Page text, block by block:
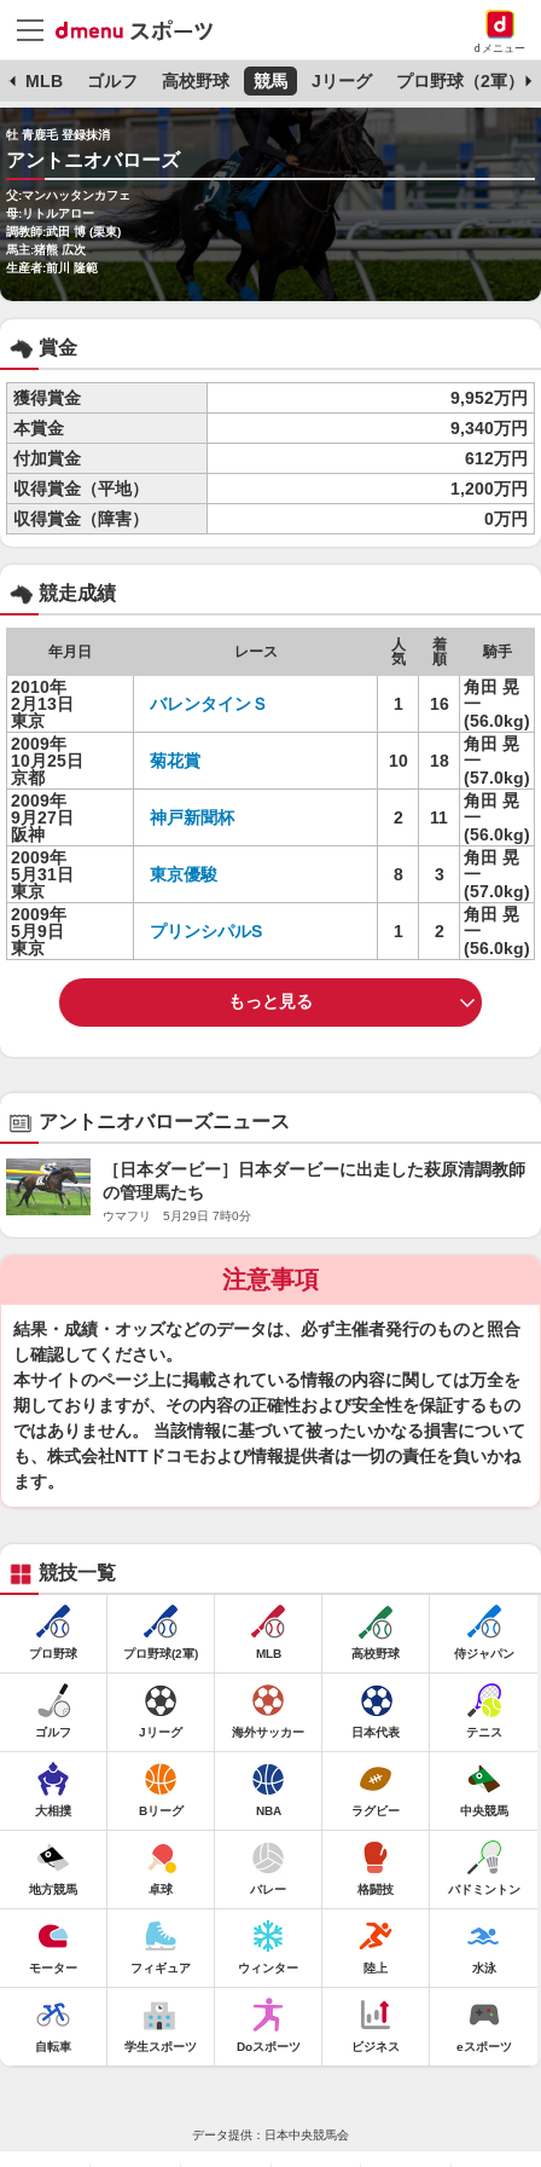
dメニュー
MLB ゴルフ 高校野球 競馬 Jリーグ プロ野球（2軍）
牡 青鹿毛 登録抹消
アントニオバローズ
父:マンハッタンカフェ
母:リトルアロー
調教師:武田 博 (栗東)
馬主:猪熊 広次
生産者:前川 隆範
賞金
獲得賞金
9,952万円
本賞金
9,340万円
付加賞金
612万円
収得賞金（平地）
1,200万円
収得賞金（障害）
0万円
競走成績
年月日 レース
人
気
着
順
騎手
2010年
2月13日
東京
バレンタインＳ 1 16
角田 晃
一
(56.0kg)
2009年
10月25日
京都
菊花賞 10 18
角田 晃
一
(57.0kg)
2009年
9月27日
阪神
神戸新聞杯 2 11
角田 晃
一
(56.0kg)
2009年
5月31日
東京
東京優駿 8 3
角田 晃
一
(57.0kg)
2009年
5月9日
東京
プリンシパルS 1 2
角田 晃
一
(56.0kg)
もっと見る
アントニオバローズニュース
［日本ダービー］日本ダービーに出走した萩原清調教師
の管理馬たち
ウマフリ 5月29日 7時0分
注意事項
結果・成績・オッズなどのデータは、必ず主催者発行のものと照合
し確認してください。
本サイトのページ上に掲載されている情報の内容に関しては万全を
期しておりますが、その内容の正確性および安全性を保証するもの
ではありません。 当該情報に基づいて被ったいかなる損害について
も、株式会社NTTドコモおよび情報提供者は一切の責任を負いかね
ます。
競技一覧
プロ野球 プロ野球(2軍) MLB 高校野球 侍ジャパン
ゴルフ Jリーグ 海外サッカー 日本代表 テニス
大相撲 Bリーグ NBA ラグビー 中央競馬
地方競馬 卓球 バレー 格闘技 バドミントン
モーター フィギュア ウィンター 陸上 水泳
自転車 学生スポーツ Doスポーツ ビジネス eスポーツ
データ提供：日本中央競馬会